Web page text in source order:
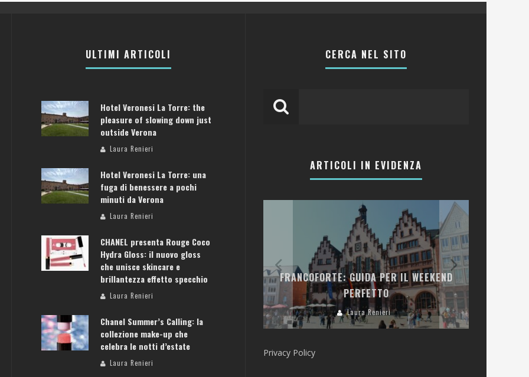
ULTIMI ARTICOLI
Hotel Veronesi La Torre: the
pleasure of slowing down just
outside Verona
Laura Renieri
Hotel Veronesi La Torre: una
fuga di benessere a pochi
minuti da Verona
Laura Renieri
CHANEL presenta Rouge Coco
Hydra Gloss: il nuovo gloss
che unisce skincare e
brillantezza effetto specchio
Laura Renieri
Chanel Summer’s Calling: la
collezione make-up che
celebra le notti d’estate
Laura Renieri
CERCA NEL SITO
ARTICOLI IN EVIDENZA
ATENE: GUIDA PER IL WEEKEND PERFETTO
FRANCOFORTE: GUIDA PER IL WEEKEND
PERFETTO
Laura Renieri
Privacy Policy